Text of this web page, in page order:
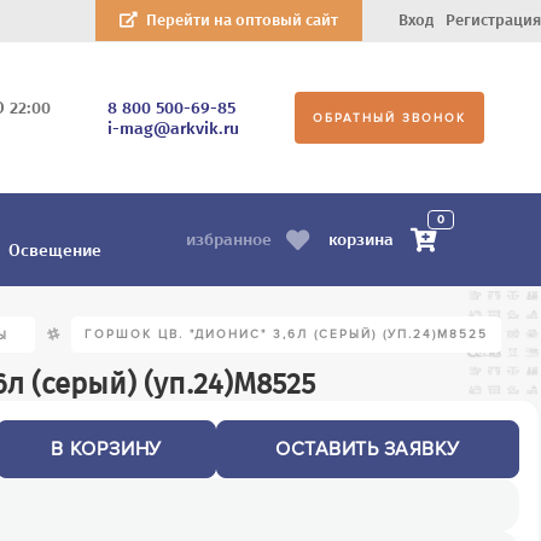
Вход Регистрация
Перейти на оптовый сайт
22:00
8 800 500-69-85
i-mag@arkvik.ru
ОБРАТНЫЙ ЗВОНОК
Освещение
избранное
0
корзина
/ ГОРШОК ЦВ. "ДИОНИС" 3,6Л (СЕРЫЙ) (УП.24)М8525
(серый) (уп.24)М8525
В КОРЗИНУ ОСТАВИТЬ ЗАЯВКУ